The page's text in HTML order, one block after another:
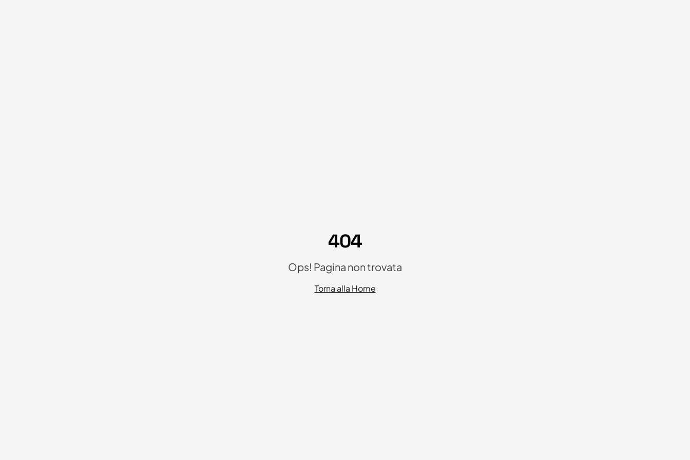
404
Ops! Pagina non trovata
Torna alla Home